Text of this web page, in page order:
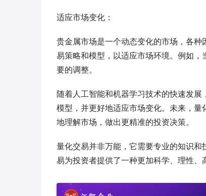
适应市场变化：
贵金属市场是一个动态变化的市场，各
易策略和模型，以适应市场环境。例如
要的调整。
随着人工智能和机器学习技术的快速发
模型，并更好地适应市场变化。未来，
地理解市场，做出更精准的投资决策。
量化交易并非万能，它需要专业的知识
易为投资者提供了一种更加科学、理性、